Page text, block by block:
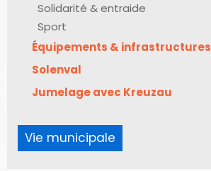
Solidarité & entraide
Sport
Équipements & infrastructures
Solenval
Jumelage avec Kreuzau
Vie municipale